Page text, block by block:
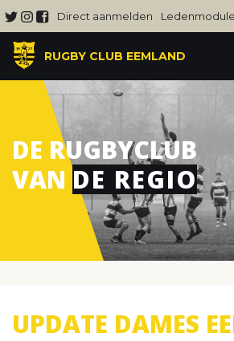
Direct aanmelden Ledenmodule
RUGBY CLUB EEMLAND
DE RUGBYCLUB
VAN DE REGIO
UPDATE DAMES